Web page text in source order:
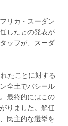
リカ・スーダン
したとの発表が
ッフが、スーダ
たことに対する
全土でバシール
最終的にはこの
りました。解任
民主的な選挙を